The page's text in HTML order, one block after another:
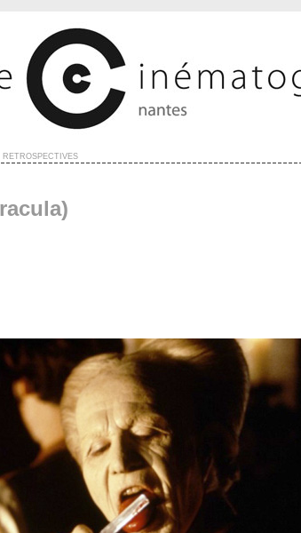
RÉTROSPECTIVES